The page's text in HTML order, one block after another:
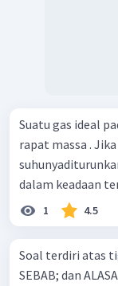
Suatu gas ideal
rapat massa .
dalam keadaan
1 4.5
Soal terdiri atas
SEBAB; dan ALASAN